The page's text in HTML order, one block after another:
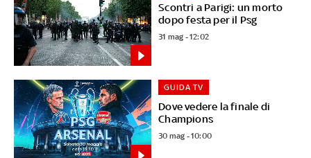
Scontri a Parigi: un morto
dopo festa per il Psg
31 mag - 12:02
Dove vedere la finale di
Champions
GUIDA TV
30 mag - 10:00